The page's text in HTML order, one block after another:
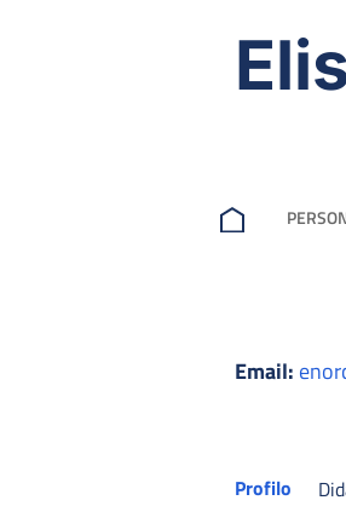
Email:
Profilo